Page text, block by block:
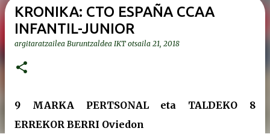
KRONIKA: CTO ESPAÑA CCAA
INFANTIL-JUNIOR
argitaratzailea Buruntzaldea IKT otsaila 21, 2018
9 MARKA PERTSONAL eta TALDEKO 8
ERREKOR BERRI Oviedon